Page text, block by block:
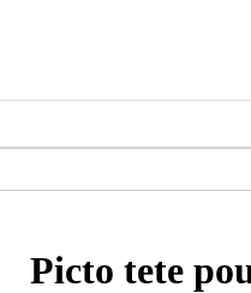
Picto tete